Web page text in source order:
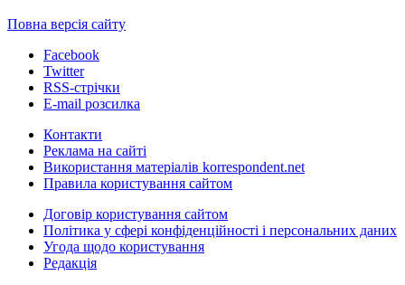
Повна версія сайту
Facebook
Twitter
RSS-стрічки
E-mail розсилка
Контакти
Реклама на сайті
Використання матеріалів korrespondent.net
Правила користування сайтом
Договір користування сайтом
Політика у сфері конфіденційності і персональних даних
Угода щодо користування
Редакція